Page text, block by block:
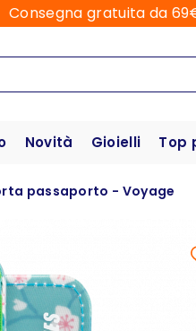
Consegna gratuita da
Novità Gioielli Top
passaporto - Voyage